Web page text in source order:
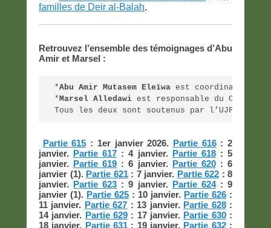
familles de Deir al-Balah.
Retrouvez l’ensemble des témoignages d’Abu
Amir et Marsel :
*Abu Amir Mutasem Eleïwa est coordinateur
*Marsel Alledawi est responsable du Centre
Tous les deux sont soutenus par l’UJFP en
Partie 615 : 1er janvier 2026. Partie 616: 2
janvier. Partie 617 : 4 janvier. Partie 618: 5
janvier. Partie 619 : 6 janvier. Partie 620: 6
janvier (1). Partie 621: 7 janvier. Partie 622 : 8
janvier. Partie 623 : 9 janvier. Partie 624: 9
janvier (1). Partie 625 : 10 janvier. Partie 626 :
11 janvier. Partie 627 : 13 janvier. Partie 628:
14 janvier. Partie 629 : 17 janvier. Partie 630:
18 janvier. Partie 631 : 19 janvier. Partie 632: